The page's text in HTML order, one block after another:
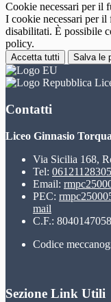
Cookie necessari per il
I cookie necessari per il
disabilitati. È possibile
policy.
Accetta tutti Salva le
Contatti
Liceo Ginnasio
Via Sicilia 168,
Tel: 06121128305
Email:
PEC:
mail
C.F.:
Codice
Sezione Link Utili